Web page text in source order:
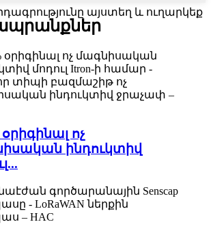
այստեղ և ուղարկեք
օրիգինալ ոչ
ինդուկտիվ